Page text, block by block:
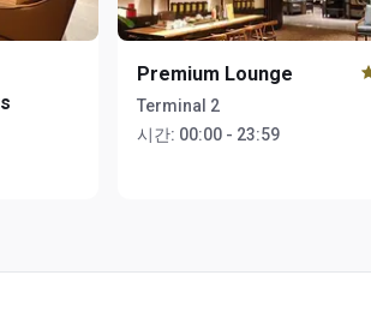
Premium Lounge
Terminal 2
시간: 00:00 - 23:59